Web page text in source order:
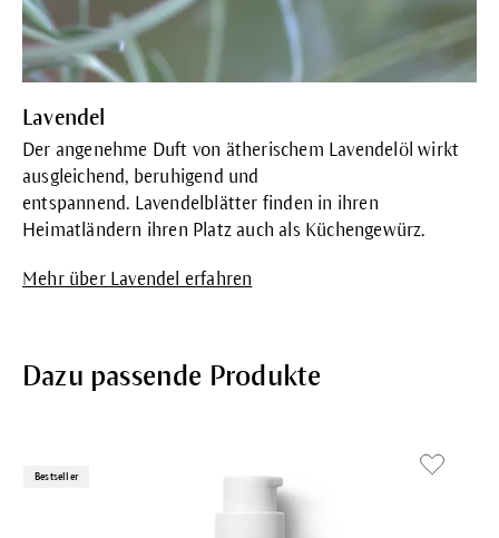
Lavendel
Der angenehme Duft von ätherischem Lavendelöl wirkt
ausgleichend, beruhigend und
entspannend. Lavendelblätter finden in ihren
Heimatländern ihren Platz auch als Küchengewürz.
Mehr über Lavendel erfahren
Dazu passende Produkte
Bestseller